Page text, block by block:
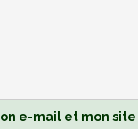
e-mail et mon